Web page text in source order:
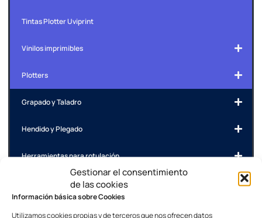
Gestionar el consentimiento
de las cookies
Información básica sobre Cookies
Utilizamos cookies propias y de terceros que nos ofrecen datos
Tintas Plotter Uviprint
Vinilos imprimibles
Plotters
Grapado y Taladro
Hendido y Plegado
Herramientas para rotulación